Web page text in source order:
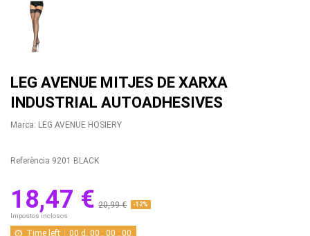
LEG AVENUE MITJES DE XARXA
INDUSTRIAL AUTOADHESIVES
Marca: LEG AVENUE HOSIERY
Referència 9201 BLACK
18,47 € 20,99 € -12%
Impostos inclosos
Time left 00 d. 00 :00 :00